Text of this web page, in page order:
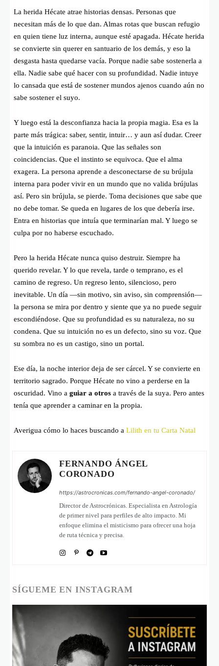
La herida Hécate atrae historias densas. Personas que
necesitan más de lo que dan. Almas rotas que buscan refugio
en quien tiene luz interna, aunque esté apagada. Hécate herida
se convierte sin querer en santuario de los demás, y eso la
desgasta hasta quedarse vacía. Porque nadie sabe sostenerla a
ella. Nadie sabe qué hacer con su profundidad. Nadie intuye
lo cansada que está de sostener mundos ajenos cuando aún no
sabe sostener el suyo.
Y luego está la desconfianza hacia la propia magia. Esa es la
parte más trágica: saber, sentir, intuir… y aun así dudar. Creer
que la intuición es paranoia. Que las señales son
coincidencias. Que el instinto se equivoca. Que el alma
exagera. La persona aprende a desconectarse de su brújula
interna para poder vivir en un mundo que no valida brújulas
así. Pero sin brújula, se pierde. Toma decisiones que sabe que
no debe tomar. Se queda en lugares de los que debería irse.
Entra en historias que intuía que terminarían mal. Y luego se
culpa por no haberse escuchado.
Pero la herida Hécate nunca quiso destruir. Siempre ha
querido revelar. Y lo que revela, tarde o temprano, es el
camino de regreso. Un regreso lento, silencioso, pero
inevitable. Un día —sin motivo, sin aviso, sin comprensión—
la persona se mira por dentro y siente que ya no puede seguir
escondiéndose. Que su profundidad es su naturaleza, no su
condena. Que su intuición no es un defecto, sino su voz. Que
su sombra no es un castigo, sino un portal.
Ese día, la noche interior deja de ser cárcel. Y se convierte en
territorio sagrado. Porque Hécate no vino a perderse en la
oscuridad. Vino a guiar a otros a través de la suya. Pero antes
tenía que aprender a caminar en la propia.
Averigua cómo lo haces buscando a Lilith en tu Carta Natal
FERNANDO ÁNGEL
CORONADO
https://astrocronicas.com/fernando-angel-coronado/
Director de Astrocrónicas. Especialista en Astrología
de primer nivel para perfiles de alto impacto. Mi
enfoque elimina el misticismo para ofrecer una hoja
de ruta técnica y precisa.
SÍGUEME EN INSTAGRAM